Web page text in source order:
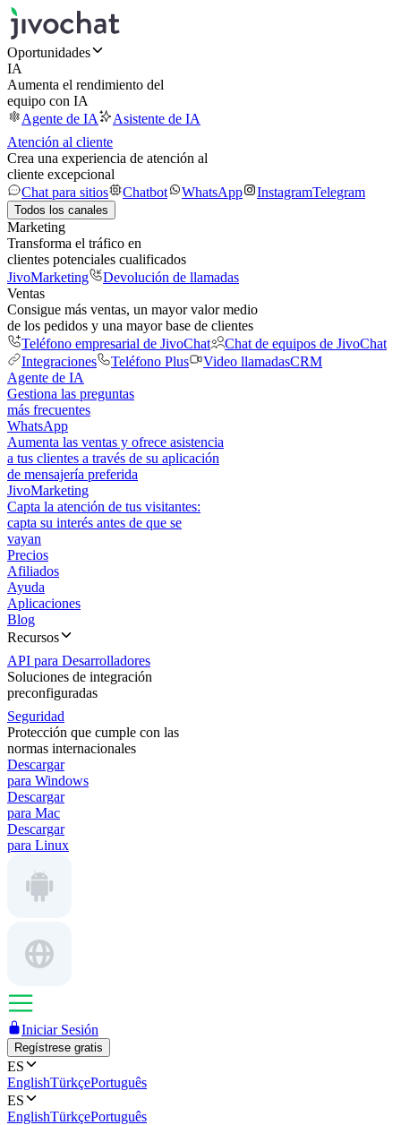
Oportunidades
IA
Aumenta el rendimiento del
equipo con IA
Agente de IA
Asistente de IA
Atención al cliente
Crea una experiencia de atención al
cliente excepcional
Chat para sitios
Chatbot WhatsApp InstagramTelegram
Todos los canales
Marketing
Transforma el tráfico en
clientes potenciales cualificados
JivoMarketing
Devolución de llamadas
Ventas
Consigue más ventas, un mayor valor medio
de los pedidos y una mayor base de clientes
Teléfono empresarial de JivoChat
Chat de equipos de JivoChat
Integraciones
Teléfono Plus Video llamadasCRM
Agente de IA
Gestiona las preguntas
más frecuentes
WhatsApp
Aumenta las ventas y ofrece asistencia
a tus clientes a través de su aplicación
de mensajería preferida
JivoMarketing
Capta la atención de tus visitantes:
capta su interés antes de que se
vayan
Precios
Afiliados
Ayuda
Aplicaciones
Blog
Recursos
API para Desarrolladores
Soluciones de integración
preconfiguradas
Seguridad
Protección que cumple con las
normas internacionales
Descargar
para Windows
Descargar
para Mac
Descargar
para Linux
Iniciar Sesión
Regístrese gratis
ES
EnglishTürkçePortuguês
ES
EnglishTürkçePortuguês